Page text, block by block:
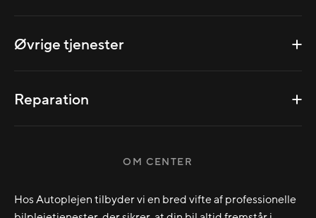
Øvrige tjenester
Reparation
OM CENTER
Hos Autoplejen tilbyder vi en bred vifte af professionelle